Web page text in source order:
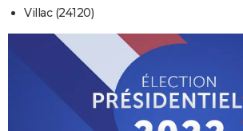
Villac (24120)